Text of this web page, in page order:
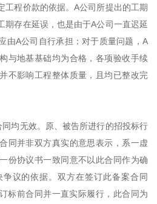
工程价款的依据。A公司所提出的工期
期存在延误，也是由于A公司一直迟延
由A公司自行承担；对于质量问题，A
与地基基础均为合格，各项验收手续
不影响工程整体质量，且均已整改完
均无效。原、被告所进行的招投标行
同并非双方真实的意思表示，系一虚
份协议书一致同意不以此合同作为确
议的依据。双方在签订此备案合同
标前合同并一直实际履行，此合同为